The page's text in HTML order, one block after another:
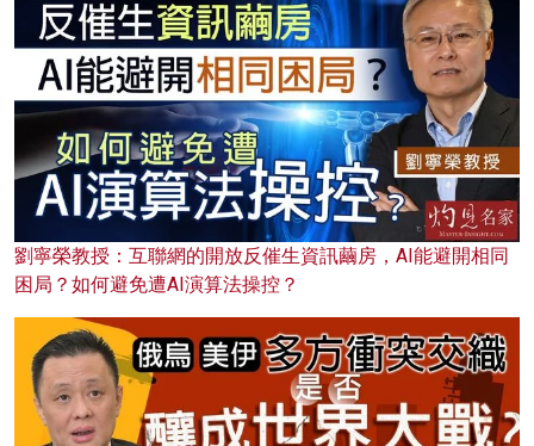
劉寧榮教授：互聯網的開放反催生資訊繭房，AI能避開相同
困局？如何避免遭AI演算法操控？